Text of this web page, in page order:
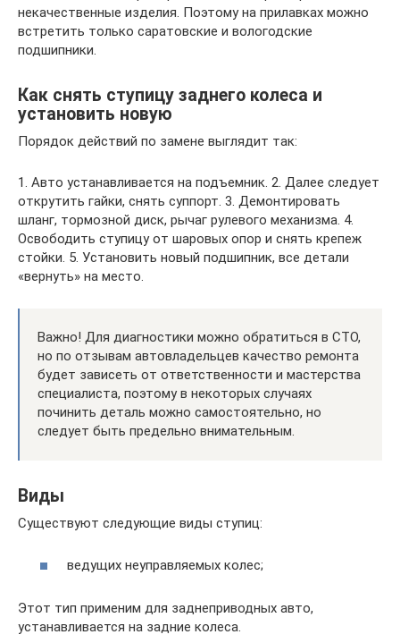
некачественные изделия. Поэтому на прилавках можно
встретить только саратовские и вологодские
подшипники.
Как снять ступицу заднего колеса и
установить новую
Порядок действий по замене выглядит так:
1. Авто устанавливается на подъемник. 2. Далее следует
открутить гайки, снять суппорт. 3. Демонтировать
шланг, тормозной диск, рычаг рулевого механизма. 4.
Освободить ступицу от шаровых опор и снять крепеж
стойки. 5. Установить новый подшипник, все детали
«вернуть» на место.
Важно! Для диагностики можно обратиться в СТО,
но по отзывам автовладельцев качество ремонта
будет зависеть от ответственности и мастерства
специалиста, поэтому в некоторых случаях
починить деталь можно самостоятельно, но
следует быть предельно внимательным.
Виды
Существуют следующие виды ступиц:
ведущих неуправляемых колес;
Этот тип применим для заднеприводных авто,
устанавливается на задние колеса.